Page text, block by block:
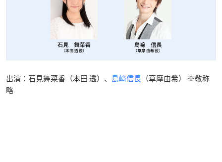
出演：石見舞菜香（本田 透）、 島﨑信長 （草摩由希） ※敬称
略